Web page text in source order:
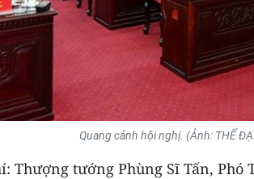
Quang cảnh hội nghị. (Ảnh: THẾ
Thượng tướng Phùng Sĩ Tấn,